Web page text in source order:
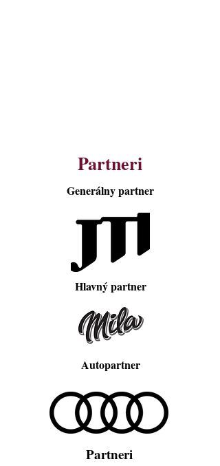
Partneri
Generálny partner
Hlavný partner
Autopartner
Partneri